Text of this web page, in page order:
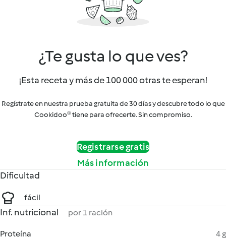
¿Te gusta lo que ves?
¡Esta receta y más de 100 000 otras te esperan!
Regístrate en nuestra prueba gratuita de 30 días y descubre todo lo que
Cookidoo® tiene para ofrecerte. Sin compromiso.
Registrarse gratis
Más información
Dificultad
fácil
Inf. nutricional por 1 ración
Proteína
4 g